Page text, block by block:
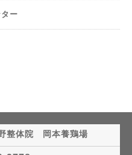
ー
整体院 岡本養鶏場